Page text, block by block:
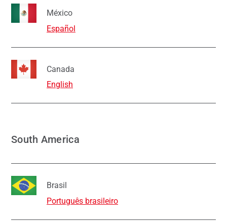
México
Español
Canada
English
South America
Brasil
Português brasileiro